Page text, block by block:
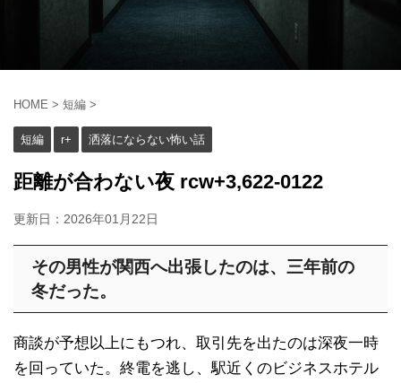
HOME > 短編 >
短編 r+ 洒落にならない怖い話
距離が合わない夜 rcw+3,622-0122
更新日： 2026年01月22日
その男性が関西へ出張したのは、三年前の
冬だった。
商談が予想以上にもつれ、取引先を出たのは深夜一時
を回っていた。終電を逃し、駅近くのビジネスホテル